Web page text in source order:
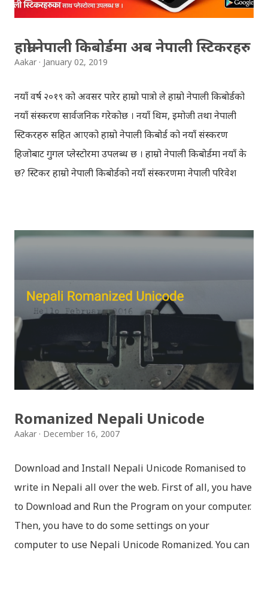
Withheld ...
हाम्रो नेपाली किबोर्डमा अब नेपाली स्टिकरहरु
Aakar January 02, 2019
नयाँ वर्ष २०१९ को अवसर पारेर हाम्रो पात्रो ले हाम्रो नेपाली किबोर्डको
नयाँ संस्करण सार्वजनिक गरेकोछ । नयाँ थिम, इमोजी तथा नेपाली
स्टिकरहरु सहित आएको हाम्रो नेपाली किबोर्ड को नयाँ संस्करण
हिजोबाट गुगल प्लेस्टोरमा उपलब्ध छ । हाम्रो नेपाली किबोर्डमा नयाँ के
छ? स्टिकर हाम्रो नेपाली किबोर्डको नयाँ संस्करणमा नेपाली परिवेश
इन्स्टाग्राम आदि जुनसुकै एप्लिकेशनमा पनि प्रयोग गर्न मिल्ने यी नेपाली
मैचासमेत गरी आठ किसिमका स्टिकरहरु समावेश गरिएकोछ । हाम्रो
नेपाली किबोर्डको इमोजी खण्डमा गएर यी स्टिकरहरु प्रयोग गर्न
सकिन्छ । थिम हाम्रो नेपाली किबोर्डको यस संस्करणमा नयाँ किबोर्ड
थिम पनि थपिएको छ । हाम्रो नेपाली किबोर्डको सेटिङमा गएर आफूलाई
मन पर्ने थिम छान्न सकिन्छ । डार्क तथा लाइट गरेर हाललाई दुई
डिजाइनमा किबोर्ड थिम उपलब्ध छ । चलनचल्तिको “ब...
Romanized Nepali Unicode
Aakar December 16, 2007
Download and Install Nepali Unicode Romanised to
write in Nepali all over the web. First of all, you have
to Download and Run the Program on your computer.
Then, you have to do some settings on your
computer to use Nepali Unicode Romanized. You can